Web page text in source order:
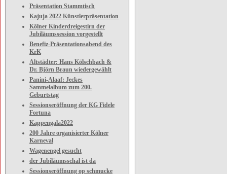
Präsentation Stammtisch
Kajuja 2022 Künstlerpräsentation
Kölner Kinderdreigestirn der
Jubiläumssession vorgestellt
Benefiz-Präsentationsabend des
KrK
Altstädter: Hans Kölschbach &
Dr. Björn Braun wiedergewählt
Panini-Alaaf: Jeckes
Sammelalbum zum 200.
Geburtstag
Sessionseröffnung der KG Fidele
Fortuna
Kappengala2022
200 Jahre organisierter Kölner
Karneval
Wagenengel gesucht
der Jubiläumsschal ist da
Sessionseröffnung op schmucke